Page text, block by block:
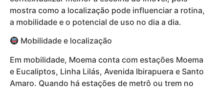
mostra como a localização pode influenciar a rotina,
a mobilidade e o potencial de uso no dia a dia.
Mobilidade e localização
Em mobilidade, Moema conta com estações Moema
e Eucaliptos, Linha Lilás, Avenida Ibirapuera e Santo
Amaro. Quando há estações de metrô ou trem no